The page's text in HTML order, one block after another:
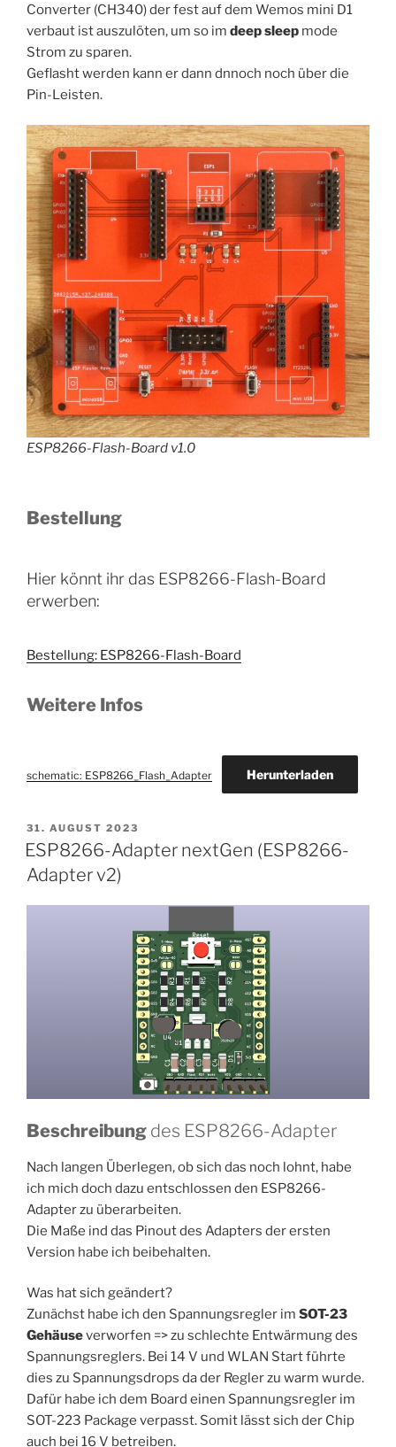
Converter (CH340) der fest auf dem Wemos mini D1
verbaut ist auszulöten, um so im deep sleep mode
Strom zu sparen.
Geflasht werden kann er dann dnnoch noch über die
Pin-Leisten.
ESP8266-Flash-Board v1.0
Bestellung
Hier könnt ihr das ESP8266-Flash-Board
erwerben:
Bestellung: ESP8266-Flash-Board
Weitere Infos
schematic: ESP8266_Flash_Adapter Herunterladen
VERÖFFENTLICHT
AM
31. AUGUST 2023
ESP8266-Adapter nextGen (ESP8266-
Adapter v2)
Beschreibung des ESP8266-Adapter
Nach langen Überlegen, ob sich das noch lohnt, habe
ich mich doch dazu entschlossen den ESP8266-
Adapter zu überarbeiten.
Die Maße ind das Pinout des Adapters der ersten
Version habe ich beibehalten.
Was hat sich geändert?
Zunächst habe ich den Spannungsregler im SOT-23
Gehäuseverworfen => zu schlechte Entwärmung des
Spannungsreglers. Bei 14 V und WLAN Start führte
dies zu Spannungsdrops da der Regler zu warm wurde.
Dafür habe ich dem Board einen Spannungsregler im
SOT-223 Package verpasst. Somit lässt sich der Chip
auch bei 16 V betreiben.